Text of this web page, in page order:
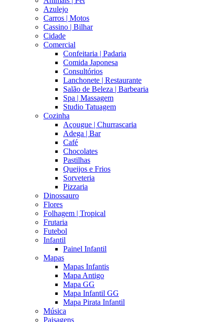
Azulejo
Carros | Motos
Cassino | Bilhar
Cidade
Comercial
Confeitaria | Padaria
Comida Japonesa
Consultórios
Lanchonete | Restaurante
Salão de Beleza | Barbearia
Spa | Massagem
Studio Tatuagem
Cozinha
Açougue | Churrascaria
Adega | Bar
Café
Chocolates
Pastilhas
Queijos e Frios
Sorveteria
Pizzaria
Dinossauro
Flores
Folhagem | Tropical
Frutaria
Futebol
Infantil
Painel Infantil
Mapas
Mapas Infantis
Mapa Antigo
Mapa GG
Mapa Infantil GG
Mapa Pirata Infantil
Música
Paisagens